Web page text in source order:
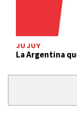
JUJUY
La Argentina